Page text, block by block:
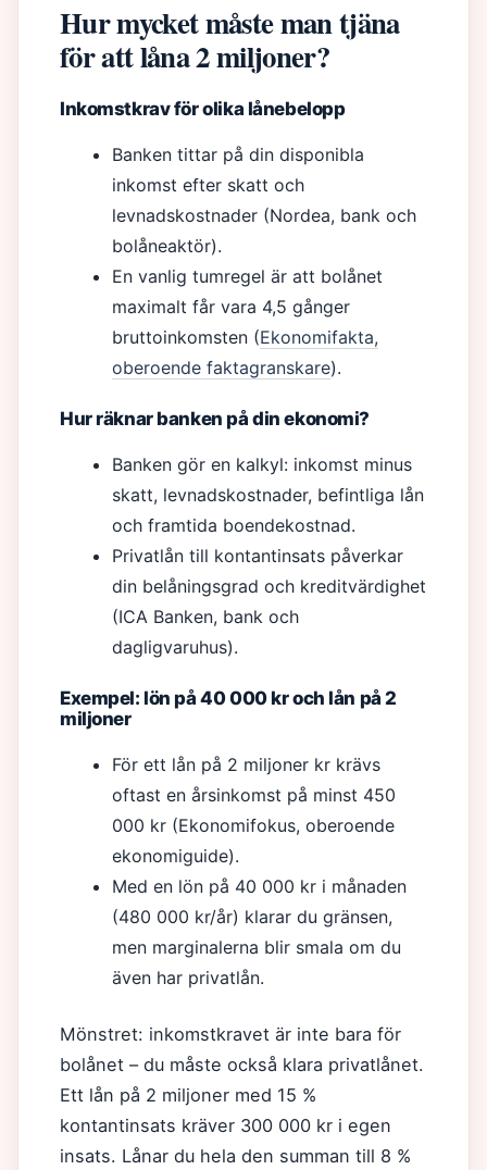
Hur mycket måste man tjäna
för att låna 2 miljoner?
Inkomstkrav för olika lånebelopp
Banken tittar på din disponibla
inkomst efter skatt och
levnadskostnader (Nordea, bank och
bolåneaktör).
En vanlig tumregel är att bolånet
maximalt får vara 4,5 gånger
bruttoinkomsten (Ekonomifakta,
oberoende faktagranskare).
Hur räknar banken på din ekonomi?
Banken gör en kalkyl: inkomst minus
skatt, levnadskostnader, befintliga lån
och framtida boendekostnad.
Privatlån till kontantinsats påverkar
din belåningsgrad och kreditvärdighet
(ICA Banken, bank och
dagligvaruhus).
Exempel: lön på 40 000 kr och lån på 2
miljoner
För ett lån på 2 miljoner kr krävs
oftast en årsinkomst på minst 450
000 kr (Ekonomifokus, oberoende
ekonomiguide).
Med en lön på 40 000 kr i månaden
(480 000 kr/år) klarar du gränsen,
men marginalerna blir smala om du
även har privatlån.
Mönstret: inkomstkravet är inte bara för
bolånet – du måste också klara privatlånet.
Ett lån på 2 miljoner med 15 %
kontantinsats kräver 300 000 kr i egen
insats. Lånar du hela den summan till 8 %